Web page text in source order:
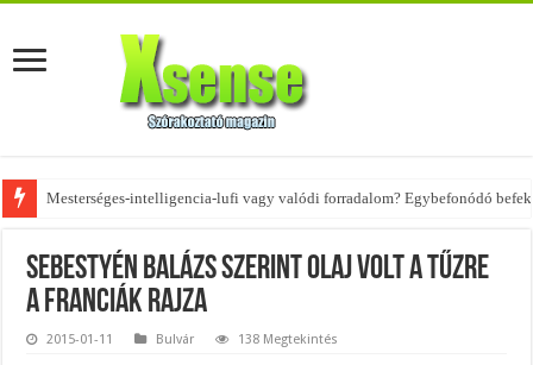
Mesterséges-intelligencia-lufi vagy valódi forradalom? Egybefonódó
Az övtáskák továbbra is trendik – nézd meg, milyen stílusokhoz illenek!
Sebestyén Balázs szerint olaj volt a tűzre
a franciák rajza
2015-01-11 Bulvár 138 Megtekintés